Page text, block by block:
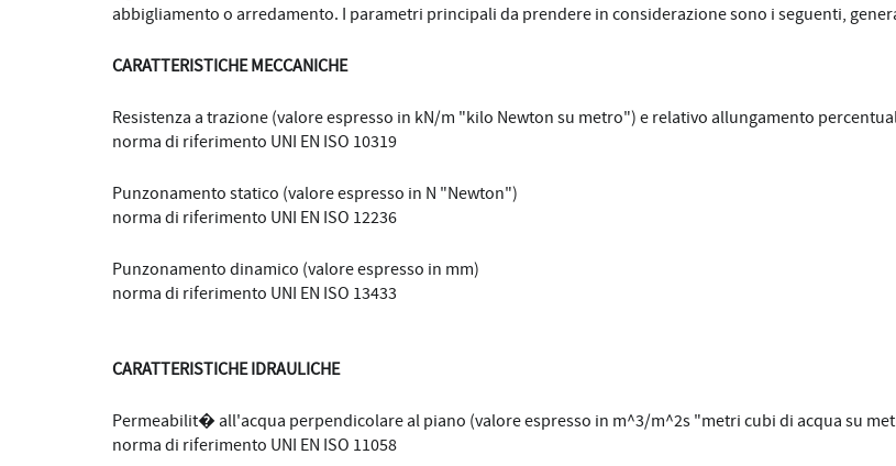
abbigliamento o arredamento. I parametri principali da prendere in considerazione sono i seguenti,
CARATTERISTICHE MECCANICHE
Resistenza a trazione (valore espresso in kN/m "kilo Newton su metro") e relativo allungamento
norma di riferimento UNI EN ISO 10319
Punzonamento statico (valore espresso in N "Newton")
norma di riferimento UNI EN ISO 12236
Punzonamento dinamico (valore espresso in mm)
norma di riferimento UNI EN ISO 13433
CARATTERISTICHE IDRAULICHE
Permeabilit� all'acqua perpendicolare al piano (valore espresso in m^3/m^2s "metri cubi di acqua su
norma di riferimento UNI EN ISO 11058